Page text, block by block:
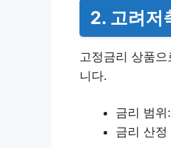
2. 고려저
고정금리 상품
니다.
금리 범
금리 산